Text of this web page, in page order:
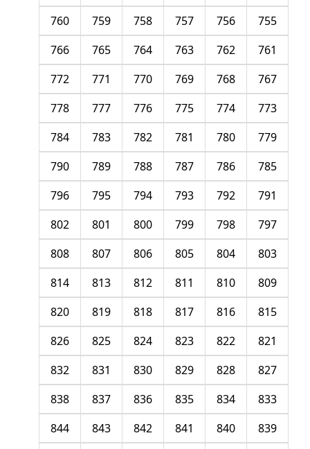
755
756
757
758
759
760
761
762
763
764
765
766
767
768
769
770
771
772
773
774
775
776
777
778
779
780
781
782
783
784
785
786
787
788
789
790
791
792
793
794
795
796
797
798
799
800
801
802
803
804
805
806
807
808
809
810
811
812
813
814
815
816
817
818
819
820
821
822
823
824
825
826
827
828
829
830
831
832
833
834
835
836
837
838
839
840
841
842
843
844